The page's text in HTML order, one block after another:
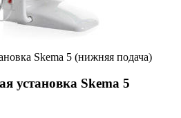
установка Skema 5